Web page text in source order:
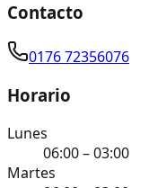
Contacto
0176 72356076
Horario
Lunes
06:00 – 03:00
Martes